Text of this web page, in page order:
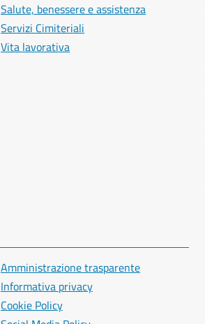
Salute, benessere e assistenza
Servizi Cimiteriali
Vita lavorativa
Amministrazione trasparente
Informativa privacy
Cookie Policy